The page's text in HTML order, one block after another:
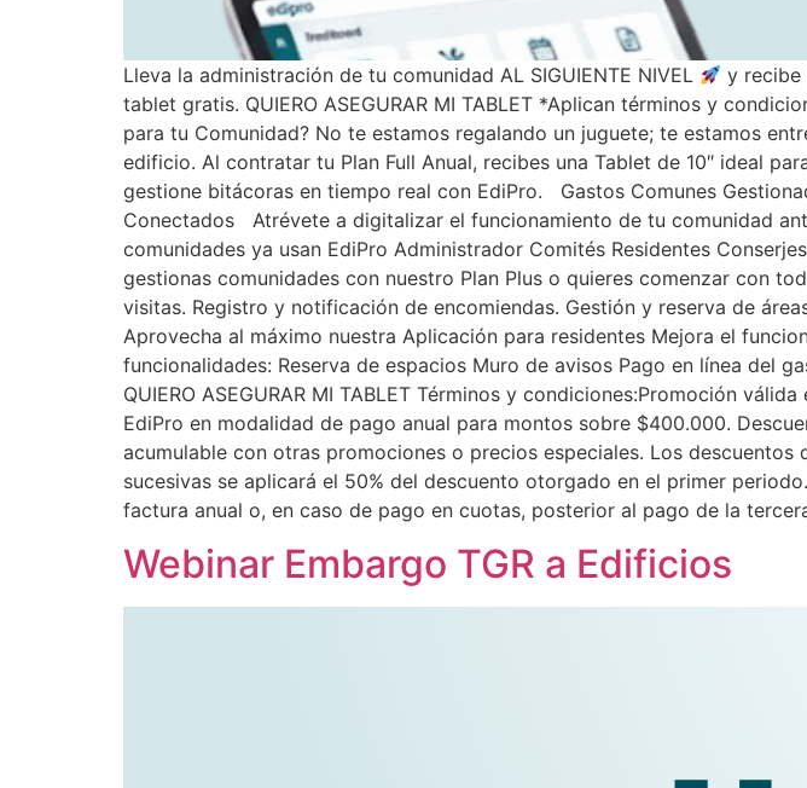
Lleva la administración de tu comunidad AL SIGUIENTE NIVEL
y recibe
tablet gratis. QUIERO ASEGURAR MI TABLET *Aplican términos y
para tu Comunidad? No te estamos regalando un juguete; te estamos
edificio. Al contratar tu Plan Full Anual, recibes una Tablet de 10″ ideal
gestione bitácoras en tiempo real con EdiPro. Gastos Comunes
Conectados Atrévete a digitalizar el funcionamiento de tu comunidad
comunidades ya usan EdiPro Administrador Comités Residentes
gestionas comunidades con nuestro Plan Plus o quieres comenzar con
visitas. Registro y notificación de encomiendas. Gestión y reserva de
Aprovecha al máximo nuestra Aplicación para residentes Mejora el
funcionalidades: Reserva de espacios Muro de avisos Pago en línea del
QUIERO ASEGURAR MI TABLET Términos y condiciones:Promoción
EdiPro en modalidad de pago anual para montos sobre $400.000.
acumulable con otras promociones o precios especiales. Los descuentos
sucesivas se aplicará el 50% del descuento otorgado en el primer
factura anual o, en caso de pago en cuotas, posterior al pago de la
Webinar Embargo TGR a Edificios